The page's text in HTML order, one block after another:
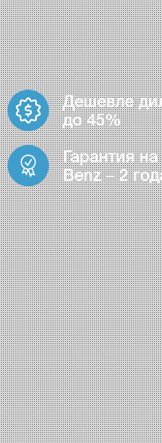
Дешевле
до 45%
Гарантия
Benz – 2